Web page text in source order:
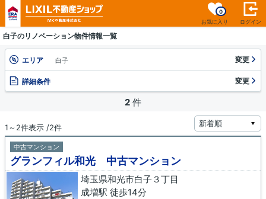
お気に入り
0
ログイン
白子のリノベーション物件情報一覧
エリア 白子 変更
詳細条件 変更
2 件
1～2件表示 /2件
中古マンション
グランフィル和光 中古マンション
埼玉県和光市白子３丁目
成増駅 徒歩14分